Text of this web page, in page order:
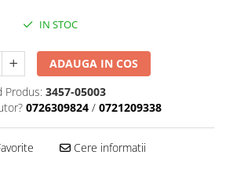
IN STOC
ADAUGA IN COS
Produs: 3457-05003
0726309824 / 0721209338
Cere informatii